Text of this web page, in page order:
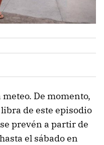
De momento,
de este episodio
prevén a partir de
el sábado en